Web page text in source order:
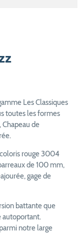
Les Classiques
toutes les formes
Chapeau de
rouge 3004
de 100 mm,
gage de
battante que
autoportant.
notre large